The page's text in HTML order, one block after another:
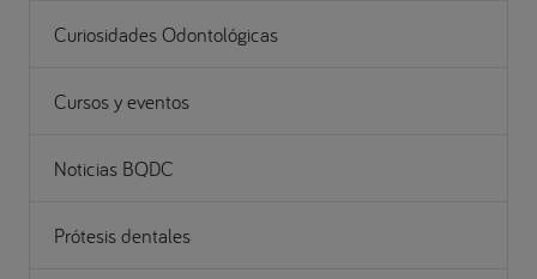
Curiosidades Odontológicas
Cursos y eventos
Noticias BQDC
Prótesis dentales